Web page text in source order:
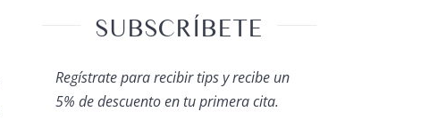
SUBSCRÍBETE
Regístrate para recibir tips y recibe un
5% de descuento en tu primera cita.